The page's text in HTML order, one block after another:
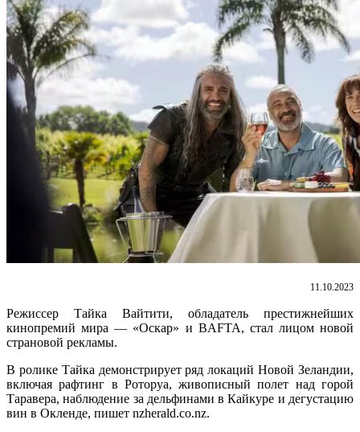
11.10.2023
Режиссер Тайка Вайтити, обладатель престижнейших
кинопремий мира — «Оскар» и BAFTA, стал лицом новой
страновой рекламы.
В ролике Тайка демонстрирует ряд локаций Новой Зеландии,
включая рафтинг в Роторуа, живописный полет над горой
Таравера, наблюдение за дельфинами в Кайкуре и дегустацию
вин в Окленде, пишет nzherald.co.nz.